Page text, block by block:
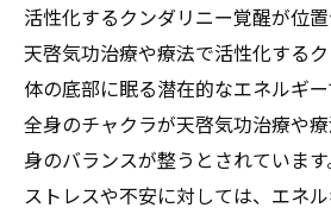
活性化するクンダリニー覚醒が位置
天啓気功治療や療法で活性化する
体の底部に眠る潜在的なエネルギ
全身のチャクラが天啓気功治療や
身のバランスが整うとされていま
ストレスや不安に対しては、エネ